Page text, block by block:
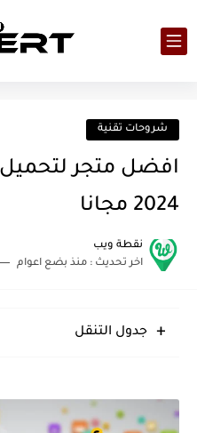
شروحات تقنية
افضل متجر لتحميل
2024 مجانا
نقطة ويب
اخر تحديث : منذ بضع اعوام
جدول التنقل